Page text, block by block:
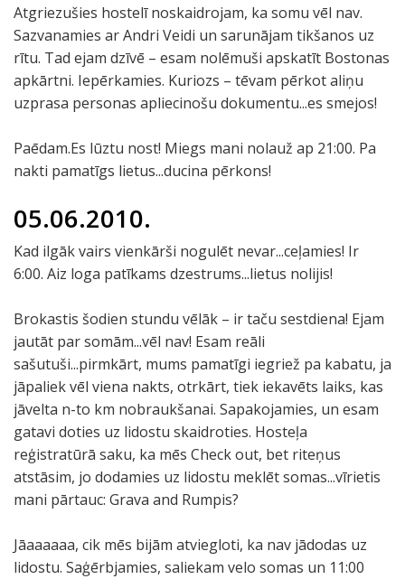
Atgriezušies hostelī noskaidrojam, ka somu vēl nav.
Sazvanamies ar Andri Veidi un sarunājam tikšanos uz
rītu. Tad ejam dzīvē – esam nolēmuši apskatīt Bostonas
apkārtni. Iepērkamies. Kuriozs – tēvam pērkot aliņu
uzprasa personas apliecinošu dokumentu...es smejos!
Paēdam.Es lūztu nost! Miegs mani nolauž ap 21:00. Pa
nakti pamatīgs lietus...ducina pērkons!
05.06.2010.
Kad ilgāk vairs vienkārši nogulēt nevar...ceļamies! Ir
6:00. Aiz loga patīkams dzestrums...lietus nolijis!
Brokastis šodien stundu vēlāk – ir taču sestdiena! Ejam
jautāt par somām...vēl nav! Esam reāli
sašutuši...pirmkārt, mums pamatīgi iegriež pa kabatu, ja
jāpaliek vēl viena nakts, otrkārt, tiek iekavēts laiks, kas
jāvelta n-to km nobraukšanai. Sapakojamies, un esam
gatavi doties uz lidostu skaidroties. Hosteļa
reģistratūrā saku, ka mēs Check out, bet riteņus
atstāsim, jo dodamies uz lidostu meklēt somas...vīrietis
mani pārtauc: Grava and Rumpis?
Jāaaaaaa, cik mēs bijām atviegloti, ka nav jādodas uz
lidostu. Saģērbjamies, saliekam velo somas un 11:00